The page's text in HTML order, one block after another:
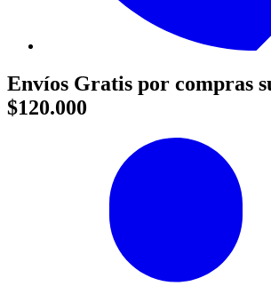
Envíos Gratis por compras
$120.000